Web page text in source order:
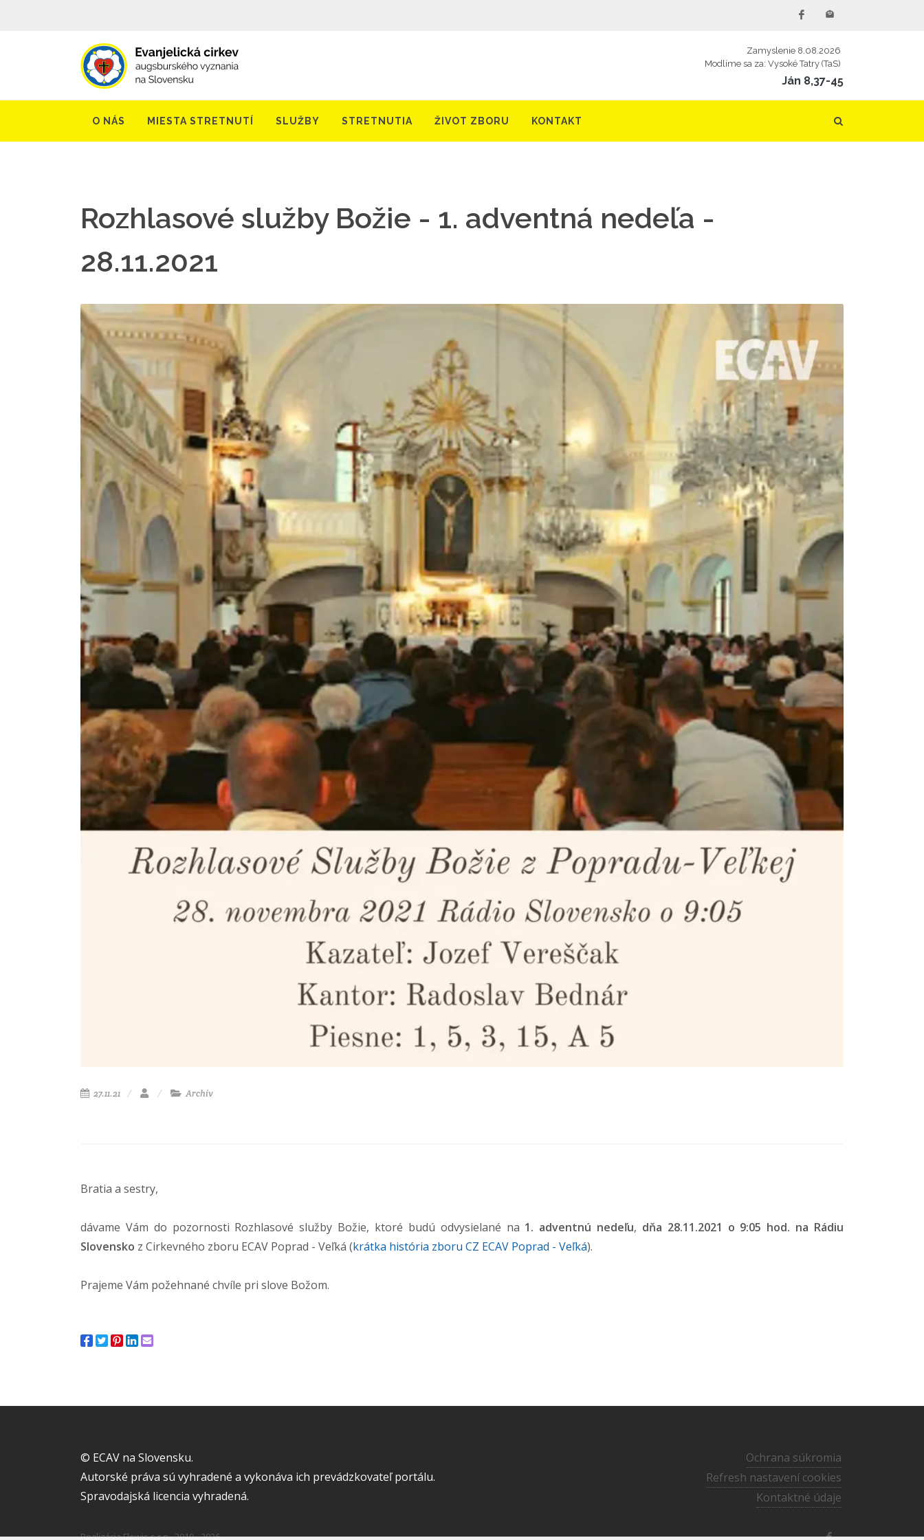
Zamyslenie 8.08.2026
Modlíme sa za: Vysoké Tatry (TaS)
Ján 8,37-45
O NÁS MIESTA STRETNUTÍ SLUŽBY STRETNUTIA ŽIVOT ZBORU KONTAKT
Rozhlasové služby Božie - 1. adventná nedeľa -
28.11.2021
27.11.21 Archív
Bratia a sestry,
dávame Vám do pozornosti Rozhlasové služby Božie, ktoré budú odvysielané na 1. adventnú nedeľu, dňa 28.11.2021 o 9:05 hod. na Rádiu
Slovensko z Cirkevného zboru ECAV Poprad - Veľká (krátka história zboru CZ ECAV Poprad - Veľká).
Prajeme Vám požehnané chvíle pri slove Božom.
© ECAV na Slovensku.
Autorské práva sú vyhradené a vykonáva ich prevádzkovateľ portálu.
Spravodajská licencia vyhradená.
Ochrana súkromia
Refresh nastavení cookies
Kontaktné údaje
RealizáciaFlowis s.r.o.2019 - 2026